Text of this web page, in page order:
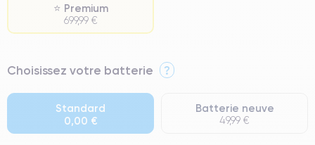
⭐ Premium
699,99 €
⭐ Premium
● Batterie : usage intensif.
● Seuls 5% de nos téléphones ont un grade Premium.
Choisissez votre batterie ?
Standard
0,00 €
Batterie neuve
49,99 €